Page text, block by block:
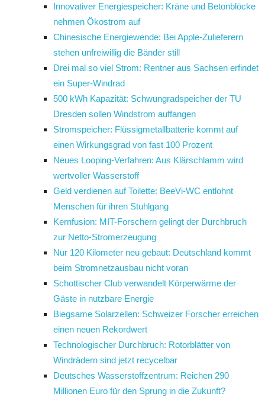
Innovativer Energiespeicher: Kräne und Betonblöcke
nehmen Ökostrom auf
Chinesische Energiewende: Bei Apple-Zulieferern
stehen unfreiwillig die Bänder still
Drei mal so viel Strom: Rentner aus Sachsen erfindet
ein Super-Windrad
500 kWh Kapazität: Schwungradspeicher der TU
Dresden sollen Windstrom auffangen
Stromspeicher: Flüssigmetallbatterie kommt auf
einen Wirkungsgrad von fast 100 Prozent
Neues Looping-Verfahren: Aus Klärschlamm wird
wertvoller Wasserstoff
Geld verdienen auf Toilette: BeeVi-WC entlohnt
Menschen für ihren Stuhlgang
Kernfusion: MIT-Forschern gelingt der Durchbruch
zur Netto-Stromerzeugung
Nur 120 Kilometer neu gebaut: Deutschland kommt
beim Stromnetzausbau nicht voran
Schottischer Club verwandelt Körperwärme der
Gäste in nutzbare Energie
Biegsame Solarzellen: Schweizer Forscher erreichen
einen neuen Rekordwert
Technologischer Durchbruch: Rotorblätter von
Windrädern sind jetzt recycelbar
Deutsches Wasserstoffzentrum: Reichen 290
Millionen Euro für den Sprung in die Zukunft?